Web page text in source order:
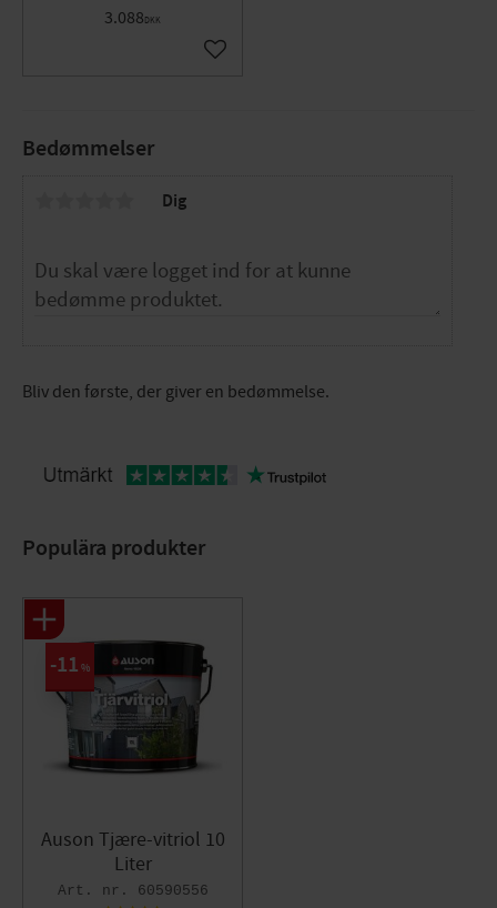
Bedømmelser
Dig
Bliv den første, der giver en bedømmelse.
3.088DKK
Gem som favorit
Populära produkter
Auson Tjære-vitriol 10
Liter
60590556
11 %